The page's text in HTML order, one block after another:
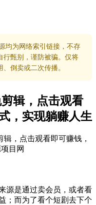
均为网络索引链接，不存
行甄别，谨防被骗。仅将
倒卖或二次传播。
辑，点击观看
，实现躺赚人生
源是通过卖会员，或者看
；而为了看个短剧去下个